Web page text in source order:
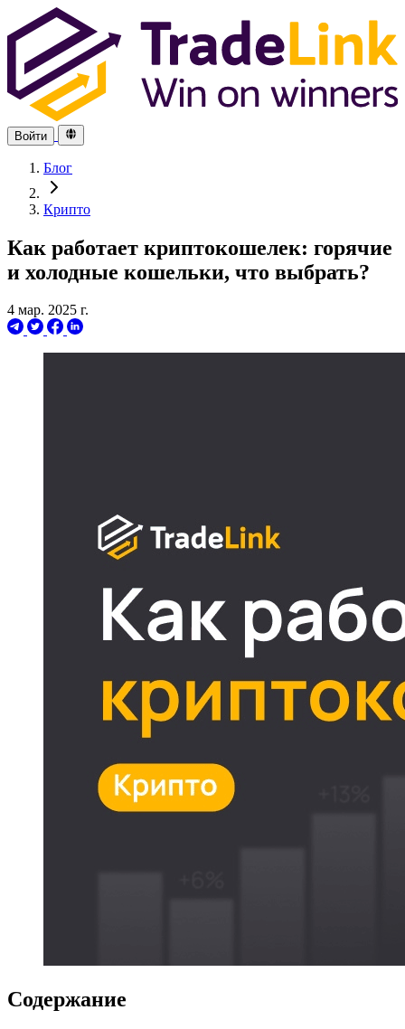
Войти
Блог
Крипто
Как работает криптокошелек: горячие
и холодные кошельки, что выбрать?
4 мар. 2025 г.
Содержание